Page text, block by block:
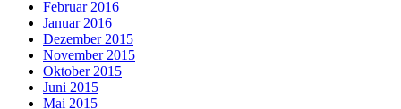
Februar 2016
Januar 2016
Dezember 2015
November 2015
Oktober 2015
Juni 2015
Mai 2015